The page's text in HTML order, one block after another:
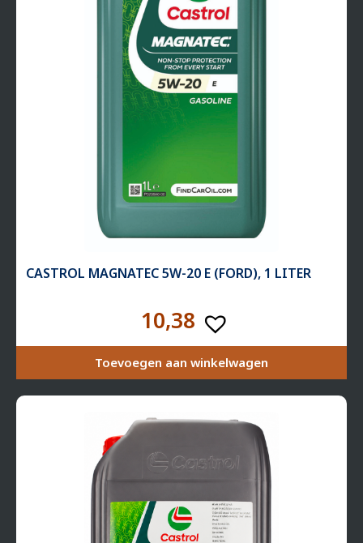
CASTROL MAGNATEC 5W-20 E (FORD), 1 LITER
10,38
Toevoegen aan winkelwagen